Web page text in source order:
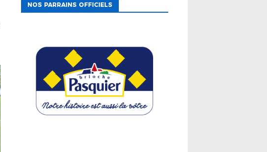
NOS PARRAINS OFFICIELS